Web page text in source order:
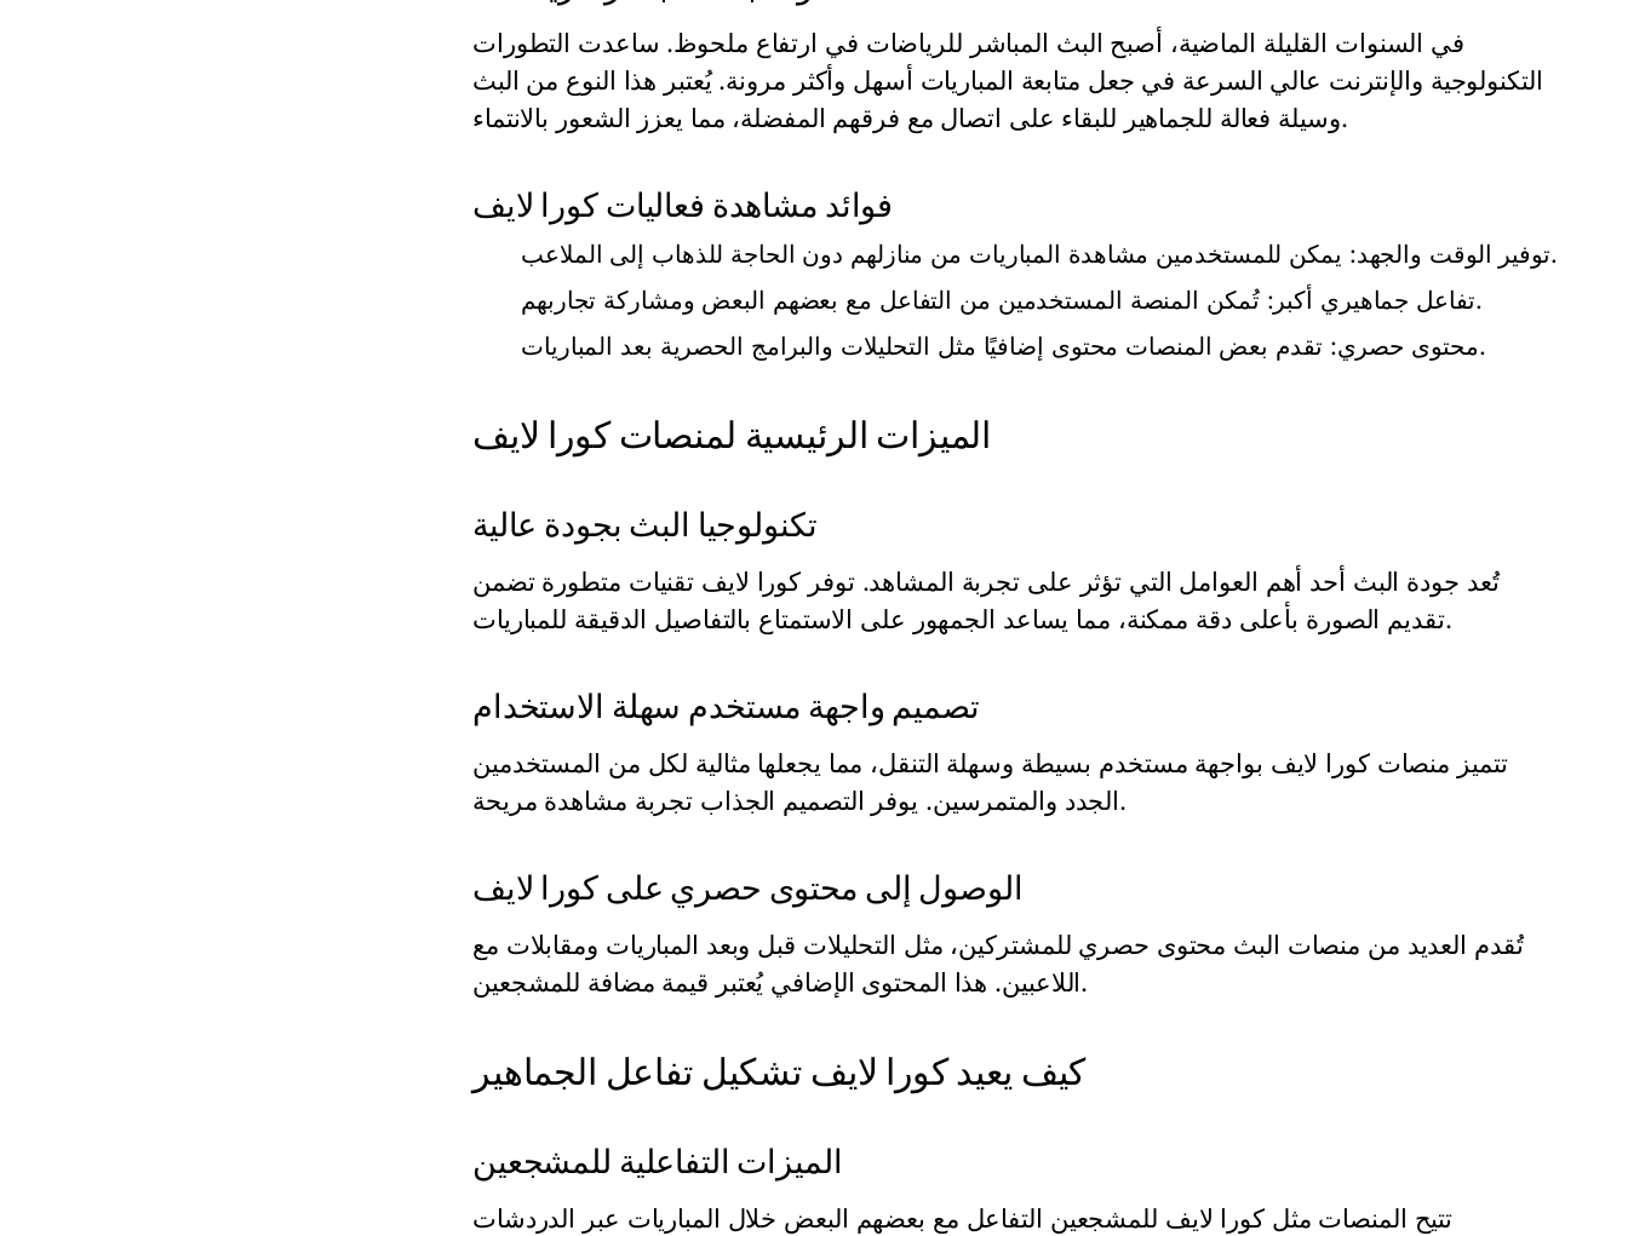
في السنوات القليلة الماضية، أصبح البث المباشر للرياضات في ارتفاع ملحوظ. ساعدت التطورات
التكنولوجية والإنترنت عالي السرعة في جعل متابعة المباريات أسهل وأكثر مرونة. يُعتبر هذا النوع من البث
وسيلة فعالة للجماهير للبقاء على اتصال مع فرقهم المفضلة، مما يعزز الشعور بالانتماء.
فوائد مشاهدة فعاليات كورا لايف
توفير الوقت والجهد: يمكن للمستخدمين مشاهدة المباريات من منازلهم دون الحاجة للذهاب إلى الملاعب.
تفاعل جماهيري أكبر: تُمكن المنصة المستخدمين من التفاعل مع بعضهم البعض ومشاركة تجاربهم.
محتوى حصري: تقدم بعض المنصات محتوى إضافيًا مثل التحليلات والبرامج الحصرية بعد المباريات.
الميزات الرئيسية لمنصات كورا لايف
تكنولوجيا البث بجودة عالية
تُعد جودة البث أحد أهم العوامل التي تؤثر على تجربة المشاهد. توفر كورا لايف تقنيات متطورة تضمن
تقديم الصورة بأعلى دقة ممكنة، مما يساعد الجمهور على الاستمتاع بالتفاصيل الدقيقة للمباريات.
تصميم واجهة مستخدم سهلة الاستخدام
تتميز منصات كورا لايف بواجهة مستخدم بسيطة وسهلة التنقل، مما يجعلها مثالية لكل من المستخدمين
الجدد والمتمرسين. يوفر التصميم الجذاب تجربة مشاهدة مريحة.
الوصول إلى محتوى حصري على كورا لايف
تُقدم العديد من منصات البث محتوى حصري للمشتركين، مثل التحليلات قبل وبعد المباريات ومقابلات مع
اللاعبين. هذا المحتوى الإضافي يُعتبر قيمة مضافة للمشجعين.
كيف يعيد كورا لايف تشكيل تفاعل الجماهير
الميزات التفاعلية للمشجعين
تتيح المنصات مثل كورا لايف للمشجعين التفاعل مع بعضهم البعض خلال المباريات عبر الدردشات